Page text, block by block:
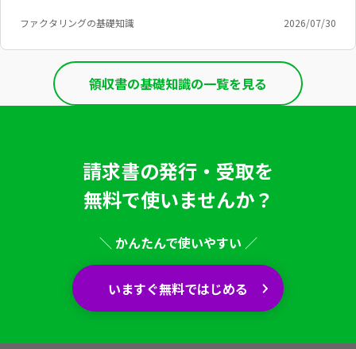
ファクタリングの基礎知識 2026/07/30
領収書の基礎知識の一覧を見る
請求書の発行・受取を
無料で使いませんか？
＼ かんたんで使いやすい ／
いますぐ無料ではじめる